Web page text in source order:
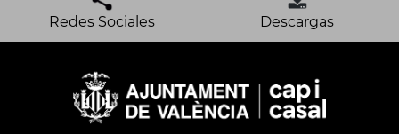
Redes Sociales Descargas